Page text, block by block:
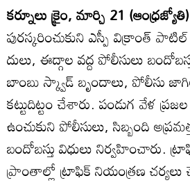
కర్నూలు క్రైం, మార్చి 21
పురస్కరించుకుని ఎస్పీ విక్రాంత్‌
దులు, ఈద్గాల వద్ద పోలీసులు
బాంబు స్క్వాడ్‌ బృందాలు, పోలీసు
కట్టుదిట్టం చేశారు. పండుగ వేళ
ఉంచుకుని పోలీసులు, సిబ్బంది
బందోబస్తు విధులు నిర్వహించారు.
ప్రాంతాల్లో ట్రాఫిక్‌ నియంత్రణ చర్యలు